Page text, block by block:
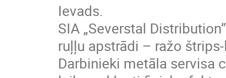
Ievads.
SIA „Severstal
ruļļu apstrādi – ražo
Darbinieki metāla servisa